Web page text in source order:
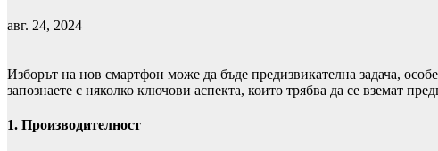
авг. 24, 2024
Изборът на нов смартфон може да бъде предизвикателна задача,
запознаете с няколко ключови аспекта, които трябва да се вземат
1. Производителност